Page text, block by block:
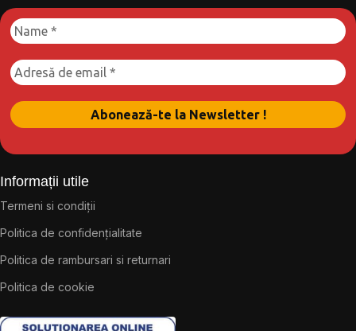
Informații utile
Termeni si condiții
Politica de confidențialitate
Politica de rambursari si returnari
Politica de cookie